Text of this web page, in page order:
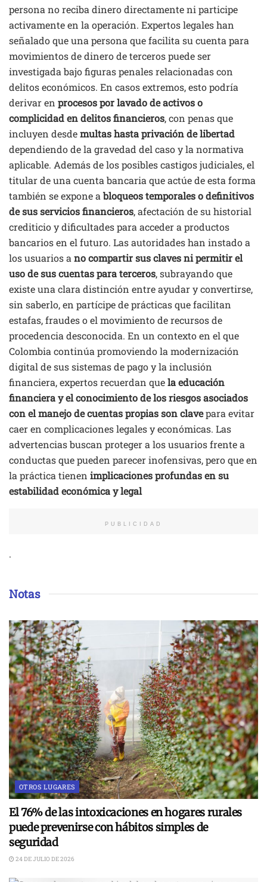
persona no reciba dinero directamente ni participe
activamente en la operación. Expertos legales han
señalado que una persona que facilita su cuenta para
movimientos de dinero de terceros puede ser
investigada bajo figuras penales relacionadas con
delitos económicos. En casos extremos, esto podría
derivar en procesos por lavado de activos o
complicidad en delitos financieros, con penas que
incluyen desdemultas hasta privación de libertad
dependiendo de la gravedad del caso y la normativa
aplicable. Además de los posibles castigos judiciales, el
titular de una cuenta bancaria que actúe de esta forma
también se expone abloqueos temporales o definitivos
de sus servicios financieros, afectación de su historial
crediticio y dificultades para acceder a productos
bancarios en el futuro. Las autoridades han instado a
los usuarios ano compartir sus claves ni permitir el
uso de sus cuentas para terceros, subrayando que
existe una clara distinción entre ayudar y convertirse,
sin saberlo, en partícipe de prácticas que facilitan
estafas, fraudes o el movimiento de recursos de
procedencia desconocida. En un contexto en el que
Colombia continúa promoviendo la modernización
digital de sus sistemas de pago y la inclusión
financiera, expertos recuerdan quela educación
financiera y el conocimiento de los riesgos asociados
con el manejo de cuentas propias son clavepara evitar
caer en complicaciones legales y económicas. Las
advertencias buscan proteger a los usuarios frente a
conductas que pueden parecer inofensivas, pero que en
la práctica tienen implicaciones profundas en su
estabilidad económica y legal
PUBLICIDAD
.
Notas
OTROS LUGARES
El 76% de las intoxicaciones en hogares rurales
puede prevenirse con hábitos simples de
seguridad
24 DE JULIO DE 2026